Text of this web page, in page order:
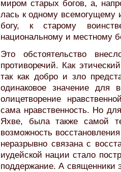
миром старых богов, а,
лась к одному
богу, к старому
национальному и местному
Это обстоятельство
противоречий. Как
так как добро и зло
одинаковое значение для
олицетворение
сама нрав­ственность. Но
Яхве, была также самой
возможность
неразрывно связана с
иудейской нации стало
поддержание. А священники